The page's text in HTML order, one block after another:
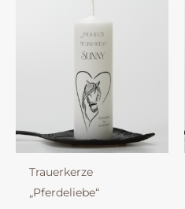
Trauerkerze
„Pferdeliebe“